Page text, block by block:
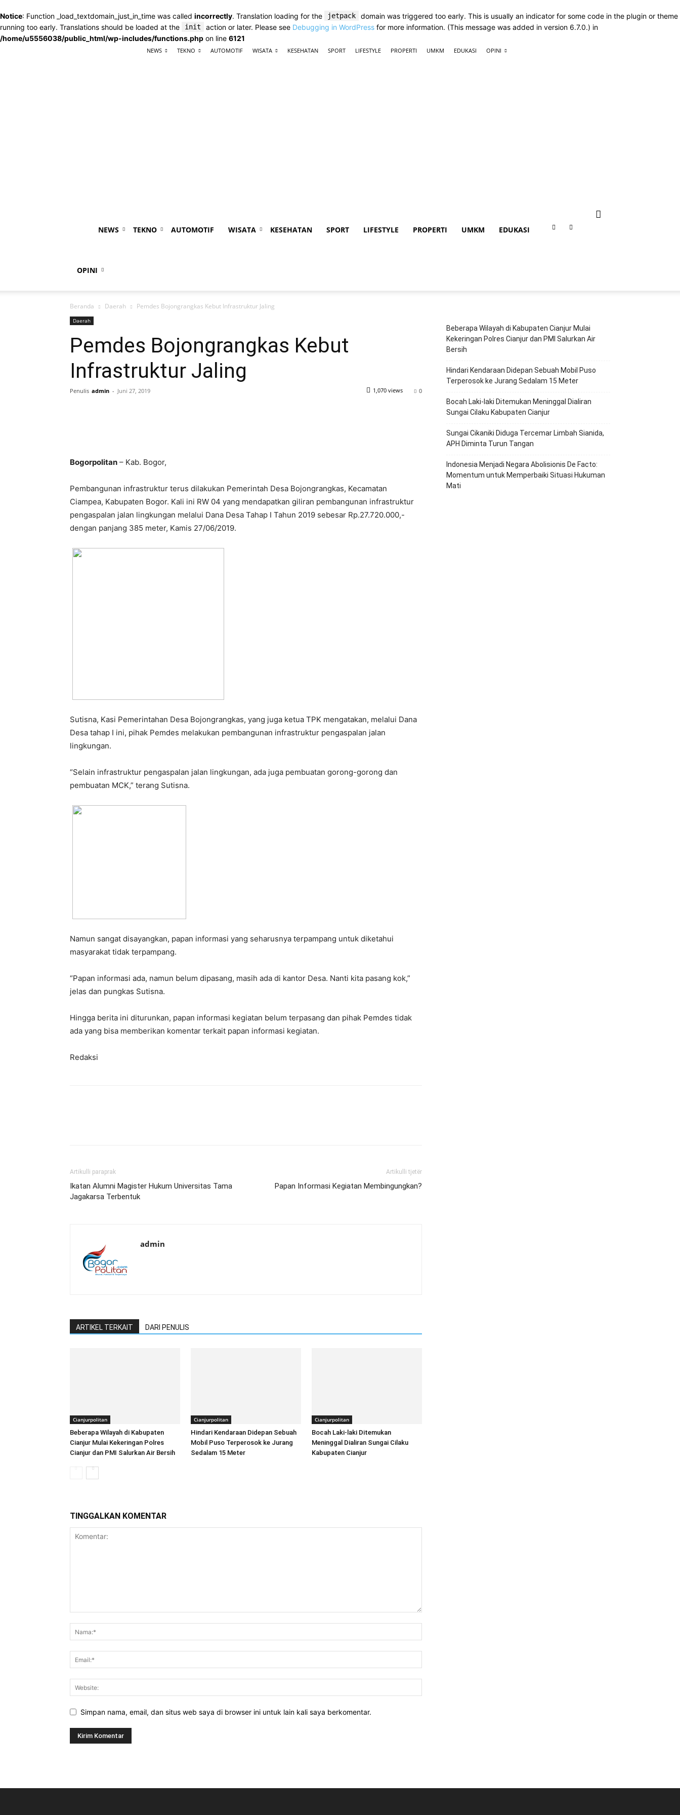
Notice: Function _load_textdomain_just_in_time was called incorrectly. Translation loading for the jetpack
domain was triggered too early. This is usually an indicator for some code in the plugin or theme
running too early. Translations should be loaded at the
init action or later. Please see Debugging in WordPress for more information. (This message was added in version 6.7.0.) in
/home/u5556038/public_html/wp-includes/functions.php on line 6121
NEWS TEKNO AUTOMOTIF WISATA KESEHATAN SPORT LIFESTYLE PROPERTI UMKM EDUKASI OPINI
Bogorpolitan
NEWS TEKNO AUTOMOTIF WISATA KESEHATAN SPORT LIFESTYLE PROPERTI UMKM EDUKASI
OPINI
Beranda Daerah Pemdes Bojongrangkas Kebut Infrastruktur Jaling
Daerah
Pemdes Bojongrangkas Kebut
Infrastruktur Jaling
Penulis admin - Juni 27, 2019 0
1,070 views
Bogorpolitan – Kab. Bogor,
Pembangunan infrastruktur terus dilakukan Pemerintah Desa Bojongrangkas, Kecamatan
Ciampea, Kabupaten Bogor. Kali ini RW 04 yang mendapatkan giliran pembangunan infrastruktur
pengaspalan jalan lingkungan melalui Dana Desa Tahap I Tahun 2019 sebesar Rp.27.720.000,-
dengan panjang 385 meter, Kamis 27/06/2019.
Sutisna, Kasi Pemerintahan Desa Bojongrangkas, yang juga ketua TPK mengatakan, melalui Dana
Desa tahap I ini, pihak Pemdes melakukan pembangunan infrastruktur pengaspalan jalan
lingkungan.
“Selain infrastruktur pengaspalan jalan lingkungan, ada juga pembuatan gorong-gorong dan
pembuatan MCK,” terang Sutisna.
Namun sangat disayangkan, papan informasi yang seharusnya terpampang untuk diketahui
masyarakat tidak terpampang.
“Papan informasi ada, namun belum dipasang, masih ada di kantor Desa. Nanti kita pasang kok,”
jelas dan pungkas Sutisna.
Hingga berita ini diturunkan, papan informasi kegiatan belum terpasang dan pihak Pemdes tidak
ada yang bisa memberikan komentar terkait papan informasi kegiatan.
Redaksi
Artikulli paraprak
Ikatan Alumni Magister Hukum Universitas Tama
Jagakarsa Terbentuk
Artikulli tjetër
Papan Informasi Kegiatan Membingungkan?
admin
ARTIKEL TERKAIT DARI PENULIS
Cianjurpolitan
Beberapa Wilayah di Kabupaten
Cianjur Mulai Kekeringan Polres
Cianjur dan PMI Salurkan Air Bersih
Cianjurpolitan
Hindari Kendaraan Didepan Sebuah
Mobil Puso Terperosok ke Jurang
Sedalam 15 Meter
Cianjurpolitan
Bocah Laki-laki Ditemukan
Meninggal Dialiran Sungai Cilaku
Kabupaten Cianjur
TINGGALKAN KOMENTAR
Simpan nama, email, dan situs web saya di browser ini untuk lain kali saya berkomentar.
Beberapa Wilayah di Kabupaten Cianjur Mulai
Kekeringan Polres Cianjur dan PMI Salurkan Air
Bersih
Hindari Kendaraan Didepan Sebuah Mobil Puso
Terperosok ke Jurang Sedalam 15 Meter
Bocah Laki-laki Ditemukan Meninggal Dialiran
Sungai Cilaku Kabupaten Cianjur
Sungai Cikaniki Diduga Tercemar Limbah Sianida,
APH Diminta Turun Tangan
‎Indonesia Menjadi Negara Abolisionis De Facto:
Momentum untuk Memperbaiki Situasi Hukuman
Mati